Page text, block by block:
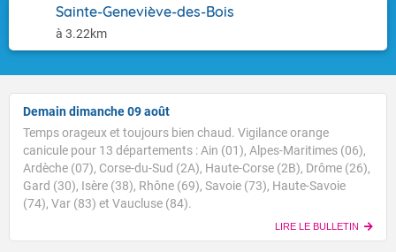
Sainte-Geneviève-des-Bois
à 3.22km
Demain dimanche 09 août
Temps orageux et toujours bien chaud. Vigilance orange
canicule pour 13 départements : Ain (01), Alpes-Maritimes (06),
Ardèche (07), Corse-du-Sud (2A), Haute-Corse (2B), Drôme (26),
Gard (30), Isère (38), Rhône (69), Savoie (73), Haute-Savoie
(74), Var (83) et Vaucluse (84).
LIRE LE BULLETIN